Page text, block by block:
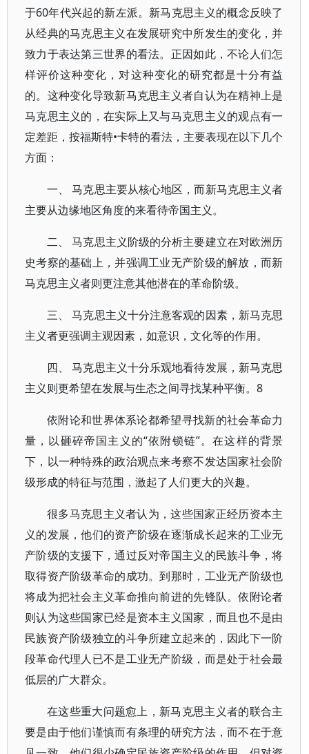
于60年代兴起的新左派。新马克思主义的概念反映了
从经典的马克思主义在发展研究中所发生的变化，并
致力于表达第三世界的看法。正因如此，不论人们怎
样评价这种变化，对这种变化的研究都是十分有益
的。这种变化导致新马克思主义者自认为在精神上是
马克思主义的，在实际上又与马克思主义的观点有一
定差距，按福斯特•卡特的看法，主要表现在以下几个
方面：
一、 马克思主要从核心地区，而新马克思主义者
主要从边缘地区角度的来看待帝国主义。
二、 马克思主义阶级的分析主要建立在对欧洲历
史考察的基础上，并强调工业无产阶级的解放，而新
马克思主义者则更注意其他潜在的革命阶级。
三、 马克思主义十分注意客观的因素，新马克思
主义者更强调主观因素，如意识，文化等的作用。
四、 马克思主义十分乐观地看待发展，新马克思
主义则更希望在发展与生态之间寻找某种平衡。8
依附论和世界体系论都希望寻找新的社会革命力
量，以砸碎帝国主义的“依附锁链”。在这样的背景
下，以一种特殊的政治观点来考察不发达国家社会阶
级形成的特征与范围，激起了人们更大的兴趣。
很多马克思主义者认为，这些国家正经历资本主
义的发展，他们的资产阶级在逐渐成长起来的工业无
产阶级的支援下，通过反对帝国主义的民族斗争，将
取得资产阶级革命的成功。到那时，工业无产阶级也
将成为把社会主义革命推向前进的先锋队。依附论者
则认为这些国家已经是资本主义国家，而且也不是由
民族资产阶级独立的斗争所建立起来的，因此下一阶
段革命代理人已不是工业无产阶级，而是处于社会最
低层的广大群众。
在这些重大问题愈上，新马克思主义者的联合主
要是由于他们谨慎而有条理的研究方法，而不在于意